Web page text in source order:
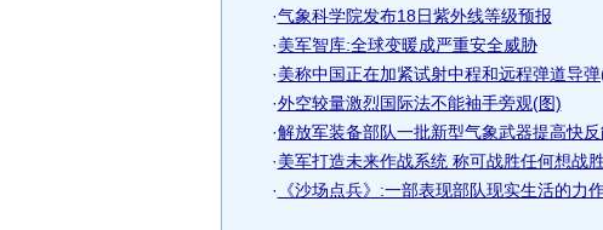
·气象科学院发布18日紫外线等级预报
·美军智库:全球变暖成严重安全威胁
·美称中国正在加紧试射中程和远程弹道导
·外空较量激烈国际法不能袖手旁观(图)
·解放军装备部队一批新型气象武器提高快反
·美军打造未来作战系统 称可战胜任何想战
· 《沙场点兵》:一部表现部队现实生活的力